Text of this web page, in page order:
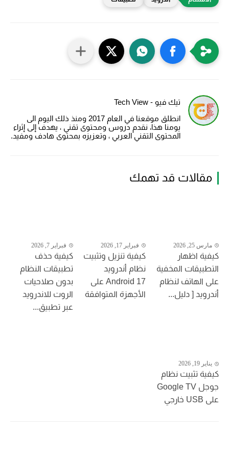
تيك فيو - Tech View
انطلق موقعنا في العام 2017 ومنذ ذلك اليوم الى
يومنا هذا، نقدم دروس ومحتوى تقني ، يهدف إلى إثراء
المحتوى التقني العربي ، وتعزيزه بمحتوى هادف ومفيد.
مقالات قد تهمك
مارس 25, 2026
كيفية اظهار
التطبيقات المخفية
على الهاتف لنظام
أندرويد [ دليل...
فبراير 17, 2026
كيفية تنزيل وتثبيت
نظام أندرويد
Android 17 على
الأجهزة المتوافقة
فبراير 7, 2026
كيفية حذف
تطبيقات النظام
بدون صلاحيات
الروت للاندرويد
عبر تطبيق...
يناير 19, 2026
كيفية تثبيت نظام
جوجل Google TV
على USB خارجي